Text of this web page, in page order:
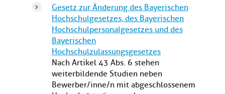
Gesetz zur Änderung des Bayerischen
Hochschulgesetzes, des Bayerischen
Hochschulpersonalgesetzes und des
Bayerischen
Hochschulzulassungsgesetzes
Nach Artikel 43 Abs. 6 stehen
weiterbildende Studien neben
Bewerber/inne/n mit abgeschlossenem